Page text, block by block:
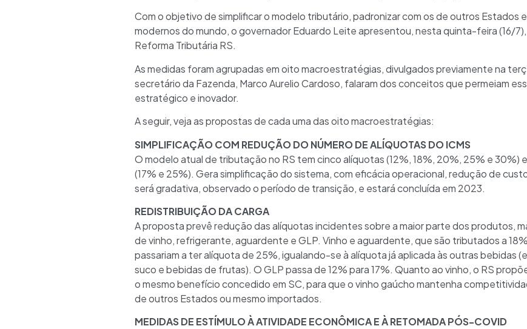
Com o objetivo de simplificar o modelo tributário, padronizar com os de outros Estados
modernos do mundo, o governador Eduardo Leite apresentou, nesta quinta-feira (16/
Reforma Tributária RS.
As medidas foram agrupadas em oito macroestratégias, divulgados previamente na
secretário da Fazenda, Marco Aurelio Cardoso, falaram dos conceitos que permeiam
estratégico e inovador.
A seguir, veja as propostas de cada uma das oito macroestratégias:
SIMPLIFICAÇÃO COM REDUÇÃO DO NÚMERO DE ALÍQUOTAS DO ICMS
O modelo atual de tributação no RS tem cinco alíquotas (12%, 18%, 20%, 25% e 30%)
(17% e 25%). Gera simplificação do sistema, com eficácia operacional, redução de
será gradativa, observado o período de transição, e estará concluída em 2023.
REDISTRIBUIÇÃO DA CARGA
A proposta prevê redução das alíquotas incidentes sobre a maior parte dos produtos,
de vinho, refrigerante, aguardente e GLP. Vinho e aguardente, que são tributados a
passariam a ter alíquota de 25%, igualando-se à alíquota já aplicada às outras bebidas
suco e bebidas de frutas). O GLP passa de 12% para 17%. Quanto ao vinho, o RS
o mesmo benefício concedido em SC, para que o vinho gaúcho mantenha
de outros Estados ou mesmo importados.
MEDIDAS DE ESTÍMULO À ATIVIDADE ECONÔMICA E À RETOMADA PÓS-COVID